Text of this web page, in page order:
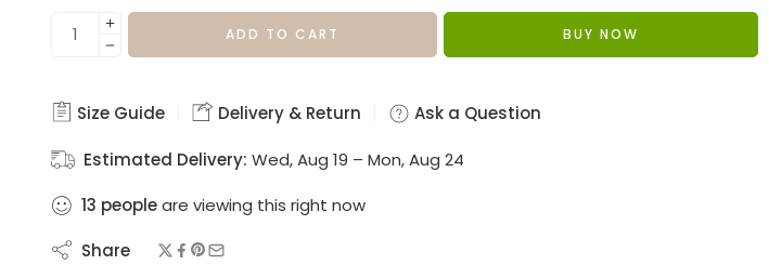
ADD TO CART BUY NOW
Size Guide Delivery & Return Ask a Question
Estimated Delivery: Wed, Aug 19 – Mon, Aug 24
13 peopleare viewing this right now
Share